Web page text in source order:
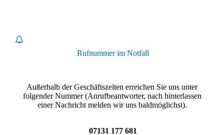
Rufnummer im Notfall
Außerhalb der Geschäftszeiten erreichen Sie uns unter
folgender Nummer (Anrufbeantworter, nach hinterlassen
einer Nachricht melden wir uns baldmöglichst).
07131 177 681